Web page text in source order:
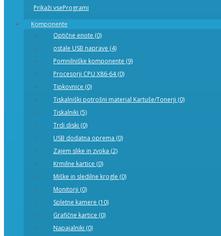
Prikaži vseProgrami
Komponente
Optične enote (0)
ostale USB naprave (4)
Pomnilniške komponente (9)
Procesorji CPU X86-64 (0)
Tipkovnice (0)
Tiskalniški potrošni material Kartuše/Tonerji (0)
Tiskalniki (5)
Trdi diski (0)
USB dodatna oprema (0)
Zajem slike in zvoka (2)
Krmilne kartice (0)
Miške in sledilne krogle (0)
Monitorji (0)
Spletne kamere (10)
Grafične kartice (0)
Napajalniki (0)